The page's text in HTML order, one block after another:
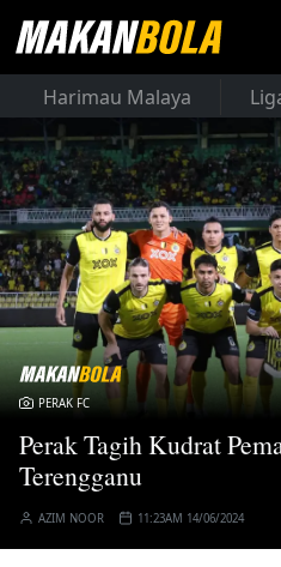
Harimau Malaya
PERAK FC
Perak Tagih Kudrat
Terengganu
AZIM NOOR 11:23AM 14/06/2024